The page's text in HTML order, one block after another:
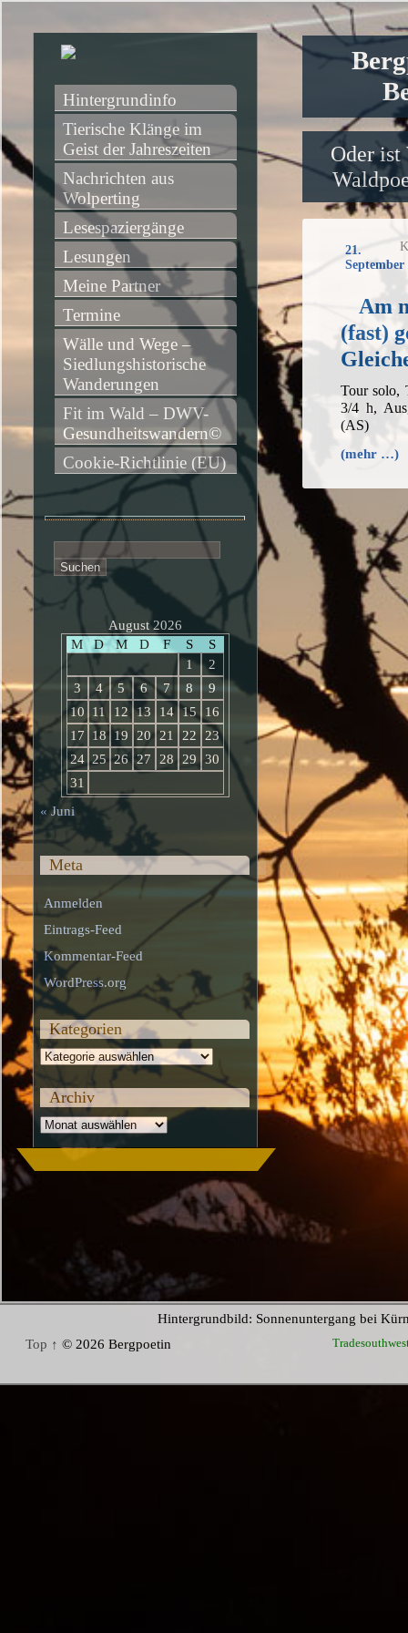
Oder ist
21.
September
Am
(fast)
Tour solo,
3/4 h,
(AS)
(mehr …)
Hintergrundinfo
Tierische Klänge im
Geist der Jahreszeiten
Nachrichten aus
Wolperting
Lesespaziergänge
Lesungen
Meine Partner
Termine
Wälle und Wege –
Siedlungshistorische
Wanderungen
Fit im Wald – DWV-
Gesundheitswandern©
Cookie-Richtlinie (EU)
nach:
August 2026
M
D M D F S
S
1
2
3
4 5 6 7 8
9
10
11 12 13 14 15
16
17
18 19 20 21 22
23
24 25 26 27 28 29
30
31
« Juni
Meta
Anmelden
Eintrags-Feed
Kommentar-Feed
WordPress.org
Kategorien
Kategorien
Archiv
Archiv
Hintergrundbild: Sonnenuntergang bei
Top ↑ © 2026 Bergpoetin